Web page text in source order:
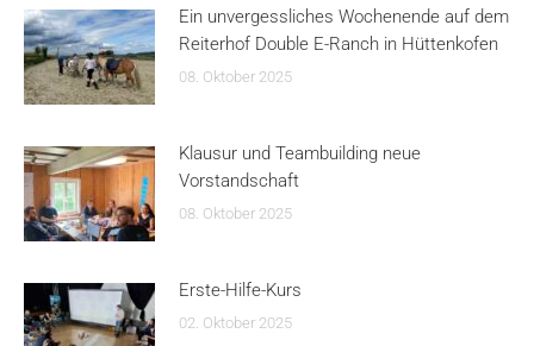
Ein unvergessliches Wochenende auf dem
Reiterhof Double E-Ranch in Hüttenkofen
08. Oktober 2025
Klausur und Teambuilding neue
Vorstandschaft
08. Oktober 2025
Erste-Hilfe-Kurs
02. Oktober 2025